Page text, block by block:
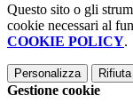
Questo sito o gli
cookie necessari al
COOKIE POLICY.
Personalizza
Gestione cookie